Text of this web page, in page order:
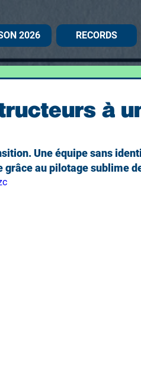
2026 RECORDS
à
Une équipe sans
au pilotage sublime